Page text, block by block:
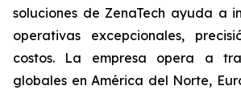
soluciones de ZenaTech ayuda a
operativas excepcionales,
costos. La empresa opera a
globales en América del Norte,